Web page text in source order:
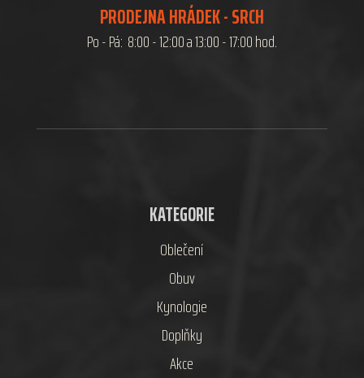
PRODEJNA HRÁDEK - SRCH
Po - Pá: 8:00 - 12:00 a 13:00 - 17:00 hod.
KATEGORIE
Oblečení
Obuv
Kynologie
Doplňky
Akce